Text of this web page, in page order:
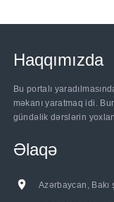
Haqqımızda
Bu portalı
məkanı yaratmaq idi.
gündəlik dərslərin
Əlaqə
Azərbaycan, Bakı